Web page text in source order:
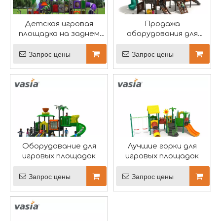
8 марта — важный день, чтобы отметить
Детская игровая
площадка на заднем
Запрос цены
Продажа
оборудования для
открытых игровых
площадок на заднем
Запрос цены
Оборудование для
игровых площадок
Запрос цены
Лучшие горки для
игровых площадок
Запрос цены